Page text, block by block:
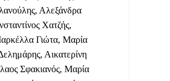
Αλεξάνδρα
Χατζής,
Γιώτα, Μαρία
Αικατερίνη
Σφακιανός, Μαρία